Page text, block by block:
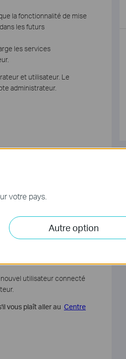
la fonctionnalité de mise
les futurs
les services
et utilisateur. Le
administrateur.
incluant:
utilisateur connecté
vous plaît aller au Centre
votre pays.
Autre option